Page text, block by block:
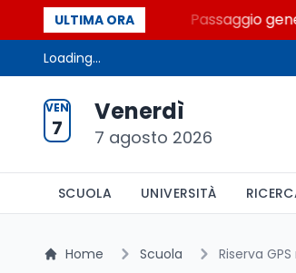
ULTIMA ORA Passaggio
Loading...
VEN
7
Venerdì
7 agosto 2026
SCUOLA UNIVERSITÀ
Home Scuola